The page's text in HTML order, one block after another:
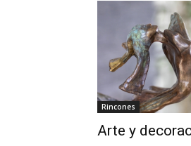
Rincones
Arte y